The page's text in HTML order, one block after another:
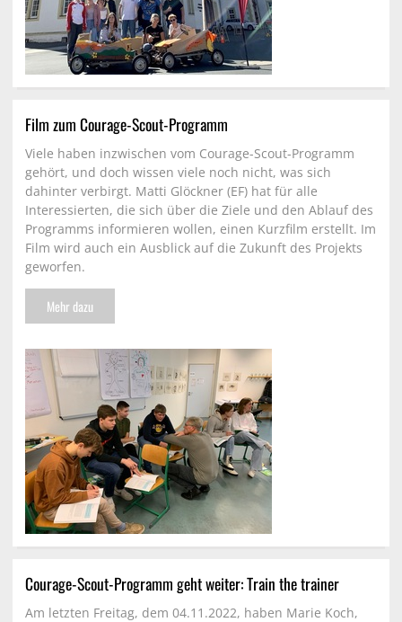
Film zum Courage-Scout-Programm
Viele haben inzwischen vom Courage-Scout-Programm
gehört, und doch wissen viele noch nicht, was sich
dahinter verbirgt. Matti Glöckner (EF) hat für alle
Interessierten, die sich über die Ziele und den Ablauf des
Programms informieren wollen, einen Kurzfilm erstellt. Im
Film wird auch ein Ausblick auf die Zukunft des Projekts
geworfen.
Mehr dazu
Courage-Scout-Programm geht weiter: Train the trainer
Am letzten Freitag, dem 04.11.2022, haben Marie Koch,